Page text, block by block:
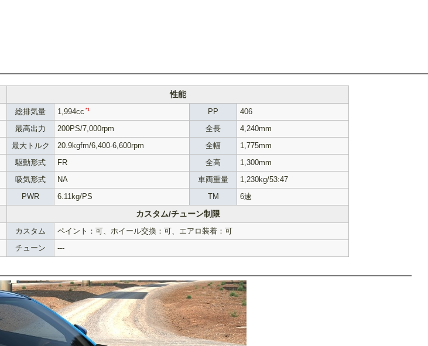
性能
総排気量 1,994cc *1 PP
406
最高出力 200PS/7,000rpm 全長
4,240mm
最大トルク 20.9kgfm/6,400-6,600rpm 全幅
1,775mm
駆動形式 FR 全高
1,300mm
吸気形式 NA 車両重量
1,230kg/53:47
PWR 6.11kg/PS TM 6速
カスタム/チューン制限
カスタム
ペイント：可、ホイール交換：可、エアロ装着：可
チューン ---